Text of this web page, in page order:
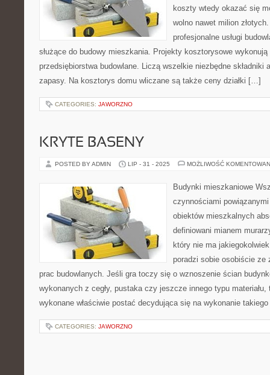
koszty wtedy okazać się
wolno nawet milion
profesjonalne usługi
służące do budowy mieszkania. Projekty kosztorysowe
przedsiębiorstwa budowlane. Liczą wszelkie niezbędne składniki
zapasy. Na kosztorys domu wliczane są także ceny działki […]
CATEGORIES: JAWORZNO
KRYTE BASENY
POSTED BY ADMIN LIP - 31 - 2025 MOŻLIWOŚĆ
Budynki mieszkaniowe
czynnościami
obiektów mieszkalnych
definiowani mianem
który nie ma
poradzi sobie osobiście ze
prac budowlanych. Jeśli gra toczy się o wznoszenie ścian
wykonanych z cegły, pustaka czy jeszcze innego typu materiału,
wykonane właściwie postać decydująca się na wykonanie
CATEGORIES: JAWORZNO